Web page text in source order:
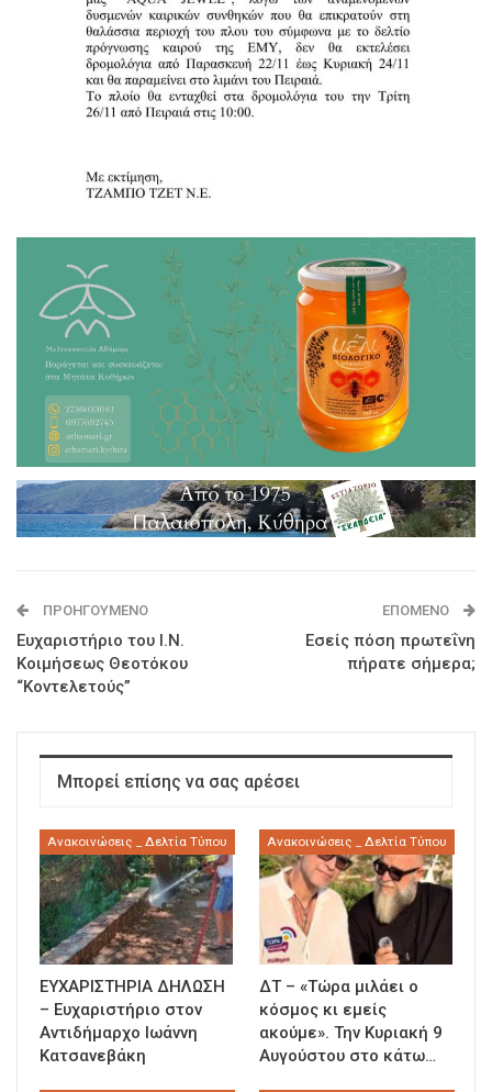
ΠΡΟΗΓΟΎΜΕΝΟ
Ευχαριστήριο του Ι.Ν.
Κοιμήσεως Θεοτόκου
“Κοντελετούς”
ΕΠΌΜΕΝΟ
Εσείς πόση πρωτεΐνη
πήρατε σήμερα;
Μπορεί επίσης να σας αρέσει
Ανακοινώσεις _ Δελτία Τύπου
ΕΥΧΑΡΙΣΤΗΡΙΑ ΔΗΛΩΣΗ
– Ευχαριστήριο στον
Αντιδήμαρχο Ιωάννη
Κατσανεβάκη
Ανακοινώσεις _ Δελτία Τύπου
ΔΤ – «Τώρα μιλάει ο
κόσμος κι εμείς
ακούμε». Την Κυριακή 9
Αυγούστου στο κάτω…